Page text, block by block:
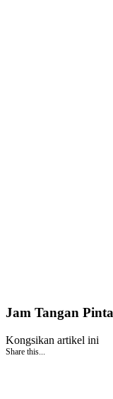
Jam Tangan
Kongsikan artikel ini
Share this...